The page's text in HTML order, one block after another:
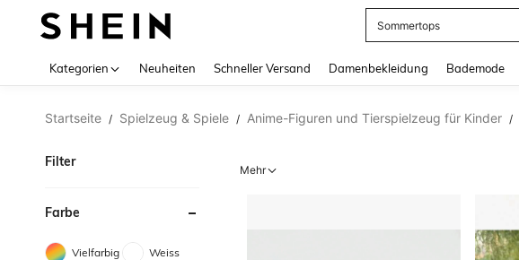
Sommertops
Kategorien Neuheiten Schneller Versand Damenbekleidung Bademode
Startseite / Spielzeug & Spiele / Anime-Figuren und Tierspielzeug für Kinder /
Filter
Farbe
Vielfarbig Weiss
Mehr